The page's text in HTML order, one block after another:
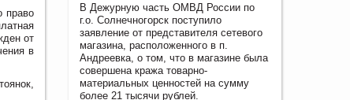
право
от
в
В Дежурную часть ОМВД России по
г.о. Солнечногорск поступило
заявление от представителя сетевого
магазина, расположенного в п.
Андреевка, о том, что в магазине была
совершена кража товарно-
материальных ценностей на сумму
более 21 тысячи рублей.